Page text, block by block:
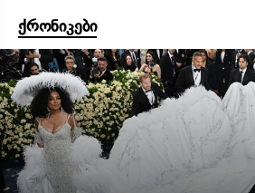
ქრონიკები